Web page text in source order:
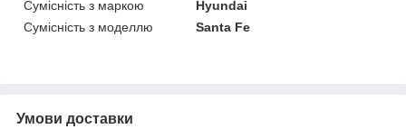
Сумісність з маркою
Hyundai
Сумісність з моделлю
Santa Fe
Умови доставки